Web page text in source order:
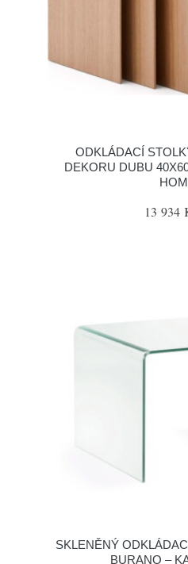
ODKLÁDACÍ
DEKORU DUBU
13 934
SKLENĚNÝ
BURANO –